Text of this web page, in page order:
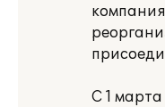
С 1 марта